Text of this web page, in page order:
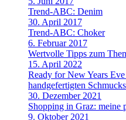
Trend-ABC: Denim
30. April 2017
Trend-ABC: Choker
6. Februar 2017
Wertvolle Tipps zum
15. April 2022
Ready for New Years
handgefertigten
30. Dezember 2021
Shopping in Graz: meine
9. Oktober 2021